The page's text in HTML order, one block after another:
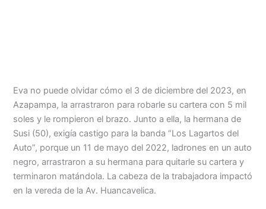
Eva no puede olvidar cómo el 3 de diciembre del 2023, en
Azapampa, la arrastraron para robarle su cartera con 5 mil
soles y le rompieron el brazo. Junto a ella, la hermana de
Susi (50), exigía castigo para la banda “Los Lagartos del
Auto”, porque un 11 de mayo del 2022, ladrones en un auto
negro, arrastraron a su hermana para quitarle su cartera y
terminaron matándola. La cabeza de la trabajadora impactó
en la vereda de la Av. Huancavelica.